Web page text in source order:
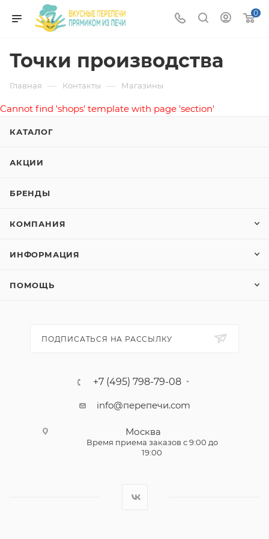
0
Точки производства
Главная — Контакты — Магазины
Cannot find 'shops' template with page 'section'
КАТАЛОГ
АКЦИИ
БРЕНДЫ
КОМПАНИЯ
ИНФОРМАЦИЯ
ПОМОЩЬ
ПОДПИСАТЬСЯ НА РАССЫЛКУ
+7 (495) 798-79-08
info@перепечи.com
Москва
Время приема заказов с 9:00 до
19:00